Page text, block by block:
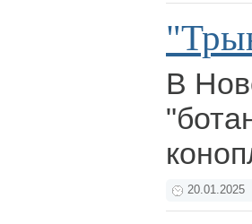
В
20.01.2025